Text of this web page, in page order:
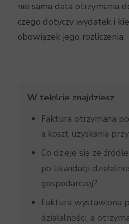
nie sama data otrzymania
czego dotyczy wydatek i
obowiązek jego rozliczenia.
W tekście znajdziesz
Faktura otrzymana
a koszt uzyskania
Co dzieje się ze
po likwidacji
gospodarczej?
Faktura wystawiona
działalności, a